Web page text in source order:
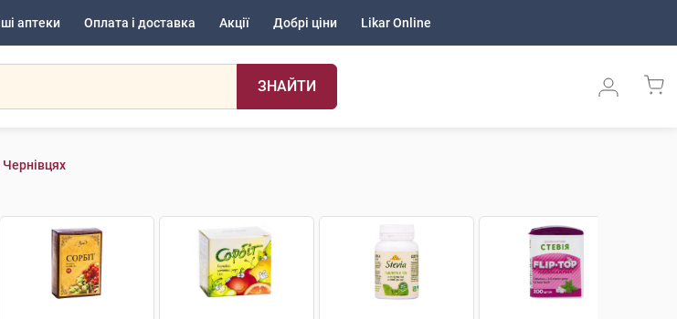
аптеки Оплата і доставка Акції Добрі ціни Likar Online
ЗНАЙТИ